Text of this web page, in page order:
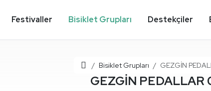
Festivaller Bisiklet Grupları Destekçiler
Ana SayfaBisiklet Grupları GEZGİN
GEZGİN PEDALLAR